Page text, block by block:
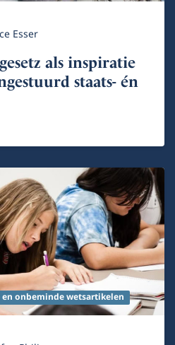
Esser
als inspiratie
staats- én
en onbeminde wetsartikelen